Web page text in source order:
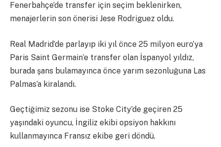
Fenerbahçe’de transfer için seçim beklenirken,
menajerlerin son önerisi Jese Rodriguez oldu.
Real Madrid’de parlayıp iki yıl önce 25 milyon euro’ya
Paris Saint Germain’e transfer olan İspanyol yıldız,
burada şans bulamayınca önce yarım sezonluğuna Las
Palmas’a kiralandı.
Geçtiğimiz sezonu ise Stoke City’de geçiren 25
yaşındaki oyuncu, İngiliz ekibi opsiyon hakkını
kullanmayınca Fransız ekibe geri döndü.